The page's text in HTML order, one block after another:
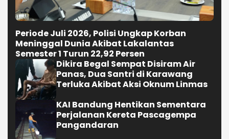
Periode Juli 2026, Polisi Ungkap Korban
Meninggal Dunia Akibat Lakalantas
Semester 1 Turun 22,92 Persen
Dikira Begal Sempat Disiram Air
Panas, Dua Santri di Karawang
Terluka Akibat Aksi Oknum Linmas
KAI Bandung Hentikan Sementara
Perjalanan Kereta Pascagempa
Pangandaran